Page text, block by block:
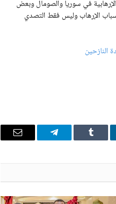
التهديدات الإرهابية في سوريا والصومال وبعض
الإرهاب وليس فقط التصدي
النازحين
Tumblr تيلقرام
البريد